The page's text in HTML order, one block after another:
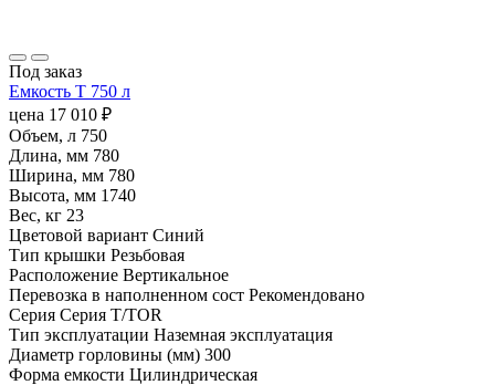
Под заказ
Емкость T 750 л
цена 17 010 ₽
Объем, л 750
Длина, мм 780
Ширина, мм 780
Высота, мм 1740
Вес, кг 23
Цветовой вариант Синий
Тип крышки Резьбовая
Расположение Вертикальное
Перевозка в наполненном сост Рекомендовано
Серия Серия T/TOR
Тип эксплуатации Наземная эксплуатация
Диаметр горловины (мм) 300
Форма емкости Цилиндрическая